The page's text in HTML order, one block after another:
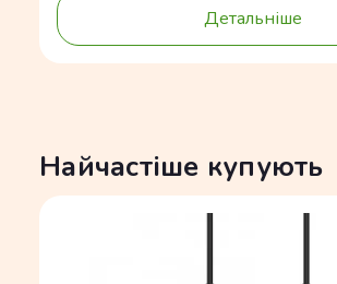
Детальніше
Найчастіше купують